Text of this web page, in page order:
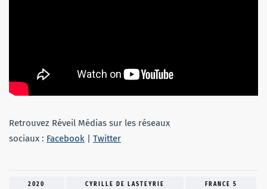
Retrouvez Réveil Médias sur les réseaux
sociaux : Facebook Twitter
2020 CYRILLE DE LASTEYRIE FRANCE 5